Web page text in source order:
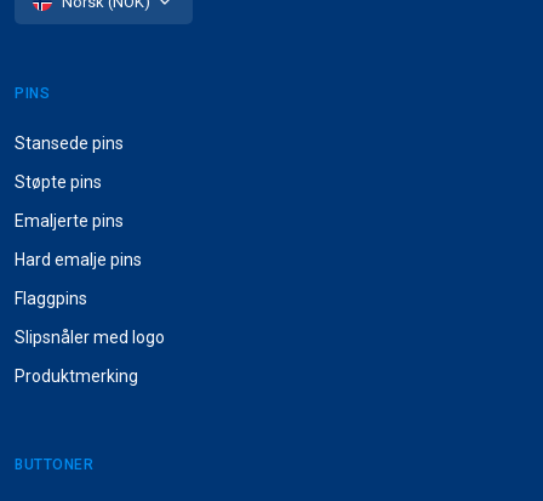
PINS
Stansede pins
Støpte pins
Emaljerte pins
Hard emalje pins
Flaggpins
Slipsnåler med logo
Produktmerking
BUTTONER